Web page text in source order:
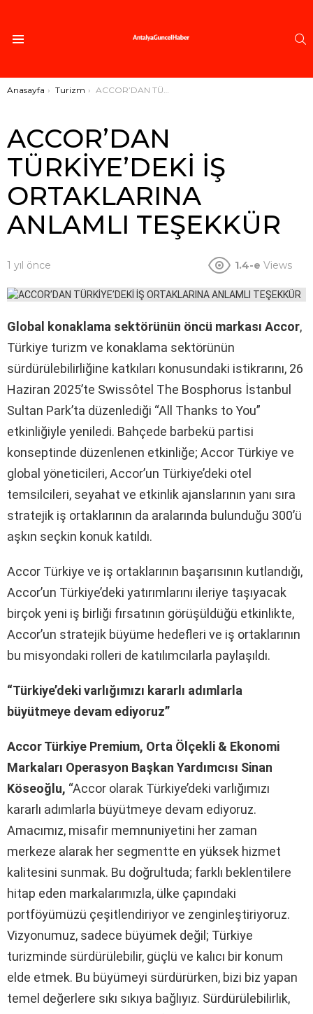
Buradasınız:
Anasayfa Turizm ACCOR’DAN TÜRKİYE’DEKİ İŞ ORTAKLARINA ANLAMLI TEŞEKKÜR
ACCOR’DAN
TÜRKİYE’DEKİ İŞ
ORTAKLARINA
ANLAMLI TEŞEKKÜR
1 yıl önce 1.4-e Views
Global konaklama sektörünün öncü markası Accor,
Türkiye turizm ve konaklama sektörünün
sürdürülebilirliğine katkıları konusundaki istikrarını, 26
Haziran 2025’te Swissôtel The Bosphorus İstanbul
Sultan Park’ta düzenlediği “All Thanks to You”
etkinliğiyle yeniledi. Bahçede barbekü partisi
konseptinde düzenlenen etkinliğe; Accor Türkiye ve
global yöneticileri, Accor’un Türkiye’deki otel
temsilcileri, seyahat ve etkinlik ajanslarının yanı sıra
stratejik iş ortaklarının da aralarında bulunduğu 300’ü
aşkın seçkin konuk katıldı.
Accor Türkiye ve iş ortaklarının başarısının kutlandığı,
Accor’un Türkiye’deki yatırımlarını ileriye taşıyacak
birçok yeni iş birliği fırsatının görüşüldüğü etkinlikte,
Accor’un stratejik büyüme hedefleri ve iş ortaklarının
bu misyondaki rolleri de katılımcılarla paylaşıldı.
“Türkiye’deki varlığımızı kararlı adımlarla
büyütmeye devam ediyoruz”
Accor Türkiye Premium, Orta Ölçekli & Ekonomi
Markaları Operasyon Başkan Yardımcısı Sinan
Köseoğlu, “Accor olarak Türkiye’deki varlığımızı
kararlı adımlarla büyütmeye devam ediyoruz.
Amacımız, misafir memnuniyetini her zaman
merkeze alarak her segmentte en yüksek hizmet
kalitesini sunmak. Bu doğrultuda; farklı beklentilere
hitap eden markalarımızla, ülke çapındaki
portföyümüzü çeşitlendiriyor ve zenginleştiriyoruz.
Vizyonumuz, sadece büyümek değil; Türkiye
turizminde sürdürülebilir, güçlü ve kalıcı bir konum
elde etmek. Bu büyümeyi sürdürürken, bizi biz yapan
temel değerlere sıkı sıkıya bağlıyız. Sürdürülebilirlik,